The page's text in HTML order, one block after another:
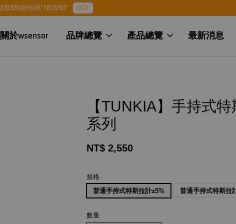
取$50折扣碼"NEW50" GO!
關於wsensor 品牌總覽 產品總覽 最新消息
【TUNKIA】手持式
系列
NT$ 2,550
規格
普通手持式特斯拉計±5%
普通手持式特斯拉
數量